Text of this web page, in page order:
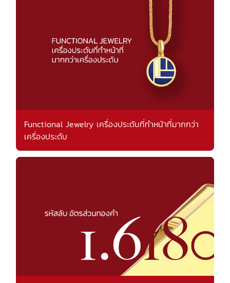
Functional Jewelry เครื่องประดับที่ทำหน้าที่มากกว่า
เครื่องประดับ